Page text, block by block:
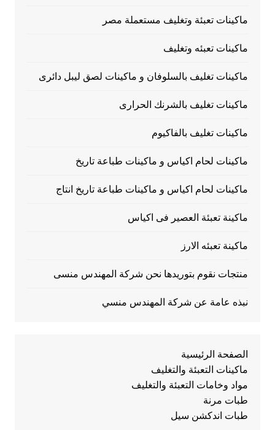
ماكينات تعبئة وتغليف مستعملة مصر
ماكينات تعبئه وتغليف
ماكينات تغليف بالسلوفان و ماكينات لصق ليبل دائرى
ماكينات تغليف بالشرنك الحرارى
ماكينات تغليف بالفاكيوم
ماكينات لحام اكياس و ماكينات طباعة تاريخ
ماكينات لحام اكياس و ماكينات طباعة تاريخ انتاج
ماكينة تعبئة العصير فى اكياس
ماكينة تعبئه الارز
منتجات نقوم بتوريدها نحن شركة المهندس منسى
نبذه عامة عن شركة المهندس منسي
الصفحة الرئيسية
ماكينات التعبئة والتغليف
مواد وخامات التعبئة والتغليف
طبات مرنة
طبات اندكشن سيل